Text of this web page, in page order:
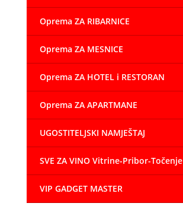
Oprema ZA RIBARNICE
Oprema ZA MESNICE
Oprema ZA HOTEL i RESTORAN
Oprema ZA APARTMANE
UGOSTITELJSKI NAMJEŠTAJ
SVE ZA VINO Vitrine-Pribor-Točenje
VIP GADGET MASTER